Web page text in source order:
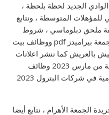
الجديد لحظة بلحظة ،
المتوسطة ، ونتابع
ملحق دبلوماسي ، شروط
العمل في مصر للطيران ، وظائف الجمعة بيراميدز pdf ووظائف بيت
بالعريش كما ننشر اعلانات
الاهرام عن العمل في الفترة الصباحية من مارس 2023 وظائف
لشركات المقاولات والوظائف الحكومية في شركات البترول 2023
الأهرام ، نتابع أيضا